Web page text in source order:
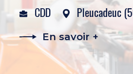
CDD
Pleucadeuc
En savoir +